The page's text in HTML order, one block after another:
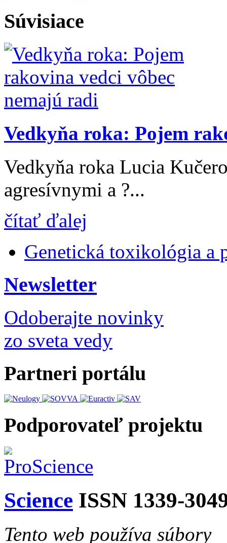
Súvisiace
Vedkyňa roka: Pojem
Vedkyňa roka Lucia
agresívnymi a ?...
čítať ďalej
Genetická toxikológia a
Newsletter
Odoberajte novinky
zo sveta vedy
Partneri portálu
Podporovateľ projektu
Science ISSN 1339-
Tento web používa súbory